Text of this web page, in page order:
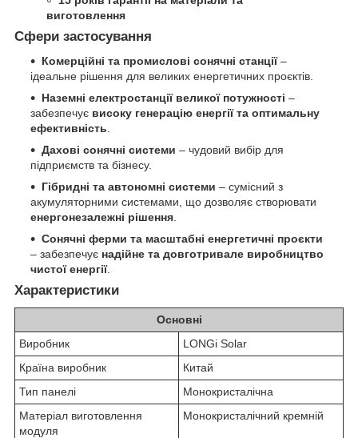
виготовлення
Сфери застосування
Комерційні та промислові сонячні станції–
ідеальне рішення для великих енергетичних проєктів.
Наземні електростанції великої потужності –
забезпечує високу генерацію енергії та оптимальну
ефективність
Дахові сонячні системи – чудовий вибір для
підприємств та бізнесу.
Гібридні та автономні системи – сумісний з
акумуляторними системами, що дозволяє створювати
енергонезалежні рішення
Сонячні ферми та масштабні енергетичні проєкти
– забезпечує надійне та довготривале виробництво
чистої енергії.
Характеристики
Основні
Виробник
LONGi Solar
Країна виробник
Китай
Тип панелі
Монокристалічна
Матеріал виготовлення
модуля
Монокристалічний кремній